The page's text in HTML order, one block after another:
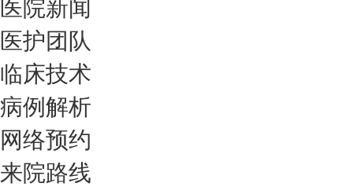
医院新闻
医护团队
临床技术
病例解析
网络预约
来院路线